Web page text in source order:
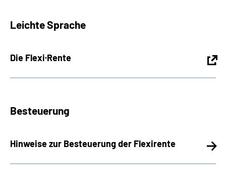
Leichte Sprache
Die Flexi·Rente
Besteuerung
Hinweise zur Besteuerung der Flexirente